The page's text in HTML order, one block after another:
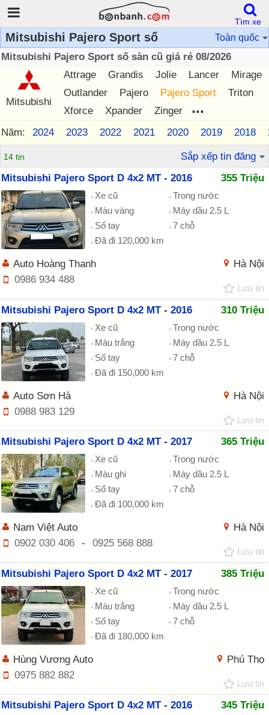
Mitsubishi Pajero Sport số Toàn quốc
Mitsubishi Pajero Sport số sàn cũ giá rẻ 08/2026
Mitsubishi
Attrage Grandis Jolie Lancer
Mirage
Outlander
Pajero Pajero Sport
Triton
Xforce
Xpander Zinger ...
Năm: 2024 2023 2022 2021 2020 2019 2018
14 tin
Sắp xếp tin đăng
Mitsubishi Pajero Sport D 4x2 MT - 2016
355 Triệu
Xe cũ
Trong nước
Màu vàng
Máy dầu 2.5 L
Số tay
7 chỗ
Đã đi 120,000 km
Hà Nội
Auto Hoàng Thanh
0986 934 488
Lưu tin
Mitsubishi Pajero Sport D 4x2 MT - 2016 310 Triệu
Xe cũ
Trong nước
Màu trắng
Máy dầu 2.5 L
Số tay
7 chỗ
Đã đi 150,000 km
Hà Nội
Auto Sơn Hà
0988 983 129
Lưu tin
Mitsubishi Pajero Sport D 4x2 MT - 2017 365 Triệu
Xe cũ
Trong nước
Màu ghi
Máy dầu 2.5 L
Số tay
7 chỗ
Đã đi 100,000 km
Hà Nội
Nam Việt Auto
0902 030 406
- 0925 568 888
Lưu tin
Mitsubishi Pajero Sport D 4x2 MT - 2017 385 Triệu
Xe cũ
Trong nước
Màu trắng
Máy dầu 2.5 L
Số tay
7 chỗ
Đã đi 180,000 km
Phú Thọ
Hùng Vương Auto
0975 882 882
Lưu tin
Mitsubishi Pajero Sport D 4x2 MT - 2016 345 Triệu
Tìm xe